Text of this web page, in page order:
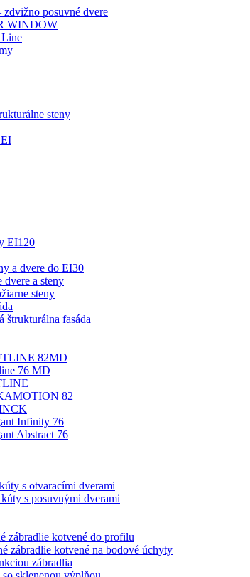
posuvné dvere
WINDOW
steny
EI120
a dvere do EI30
a steny
steny
fasáda
82MD
76 MD
82
Infinity 76
Abstract 76
s otvaracími dverami
s posuvnými dverami
zábradlie kotvené do profilu
zábradlie kotvené na bodové úchyty
zábradlia